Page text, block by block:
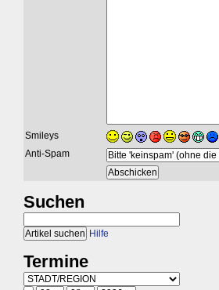
Smileys
Anti-Spam
Suchen
Hilfe
Termine